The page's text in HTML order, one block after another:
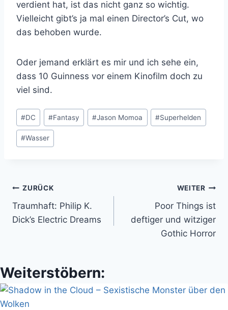
verdient hat, ist das nicht ganz so wichtig.
Vielleicht gibt’s ja mal einen Director’s Cut, wo
das behoben wurde.
Oder jemand erklärt es mir und ich sehe ein,
dass 10 Guinness vor einem Kinofilm doch zu
viel sind.
Schlagworte:
#DC #Fantasy #Jason Momoa #Superhelden
#Wasser
Beitragsnavigation
ZURÜCK
Traumhaft: Philip K.
Dick’s Electric Dreams
WEITER
Poor Things ist
deftiger und witziger
Gothic Horror
Weiterstöbern: